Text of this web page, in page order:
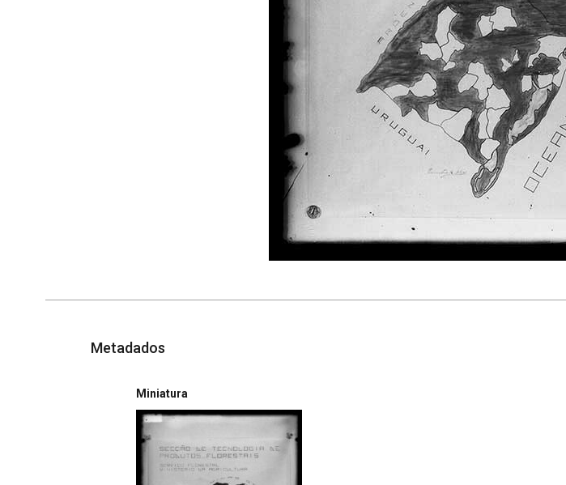
Metadados
Miniatura